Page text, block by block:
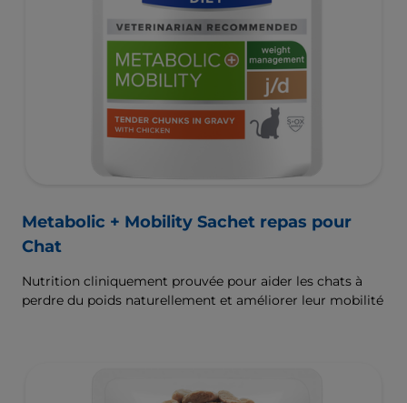
Metabolic + Mobility Sachet repas pour
Chat
Nutrition cliniquement prouvée pour aider les chats à
perdre du poids naturellement et améliorer leur mobilité